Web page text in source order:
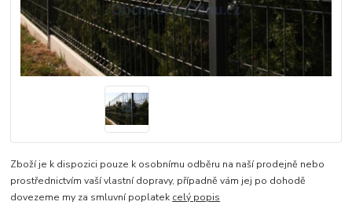
Zboží je k dispozici pouze k osobnímu odběru na naší prodejně nebo
prostřednictvím vaší vlastní dopravy, případně vám jej po dohodě
dovezeme my za smluvní poplatek celý popis